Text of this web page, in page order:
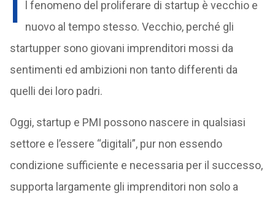
l fenomeno del proliferare di startup è vecchio e
nuovo al tempo stesso. Vecchio, perché gli
startupper sono giovani imprenditori mossi da
sentimenti ed ambizioni non tanto differenti da
quelli dei loro padri.
Oggi, startup e PMI possono nascere in qualsiasi
settore e l’essere “digitali”, pur non essendo
condizione sufficiente e necessaria per il successo,
supporta largamente gli imprenditori non solo a